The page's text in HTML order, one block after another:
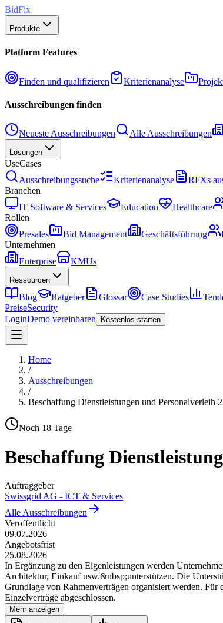
BidFix
Produkte
Platform Features
Finden und qualifizieren Kriterienanalyse
Ausschreibungen finden
Neueste Ausschreibungen Alle Ausschreibungen
Lösungen
UseCases
Ausschreibungssuche
Kriterienanalyse RFXs
Branchen
IT Software & Services
Education Healthcare
Rollen
Presales
Bid Management Geschäftsführung
Unternehmen
Enterprise
KMUs
Ressourcen
Blog Ratgeber Glossar Case Studies
PreiseSecurity
LoginDemo vereinbaren Kostenlos starten
Home
/
Ausschreibungen
/
Beschaffung Dienstleistungen und Personalverleih 2
Noch 18 Tage
Beschaffung
Auftraggeber
Swissgrid AG - ICT & Services
Alle Ausschreibungen
Veröffentlicht
09.07.2026
Angebotsfrist
25.08.2026
In Ergänzung zu den Eigenleistungen werden
Architektur, Einkauf usw.&nbsp;unterstützen. Die
Grundlage von Rahmenverträgen organisiert werden.
Einzelverträge abgeschlossen.
Mehr anzeigen